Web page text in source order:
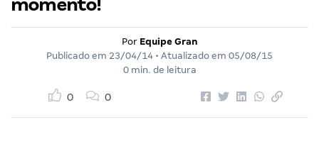
momento!
Por Equipe Gran
Publicado em 23/04/14 • Atualizado em 05/08/15
0 min. de leitura
0 0